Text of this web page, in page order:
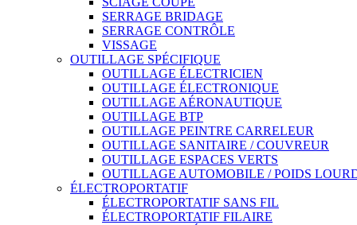
SERRAGE BRIDAGE
SERRAGE CONTRÔLE
VISSAGE
OUTILLAGE SPÉCIFIQUE
OUTILLAGE ÉLECTRICIEN
OUTILLAGE ÉLECTRONIQUE
OUTILLAGE AÉRONAUTIQUE
OUTILLAGE BTP
OUTILLAGE PEINTRE CARRELEUR
OUTILLAGE SANITAIRE / COUVREUR
OUTILLAGE ESPACES VERTS
OUTILLAGE AUTOMOBILE / POIDS
ÉLECTROPORTATIF
ÉLECTROPORTATIF SANS FIL
ÉLECTROPORTATIF FILAIRE